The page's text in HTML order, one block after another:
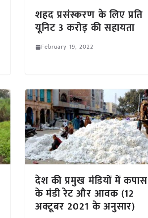
शहद प्रसंस्करण के लिए प्रति
यूनिट 3 करोड़ की सहायता
February 19, 2022
देश की प्रमुख मंडियों में कपास
के मंडी रेट और आवक (12
अक्टूबर 2021 के अनुसार)